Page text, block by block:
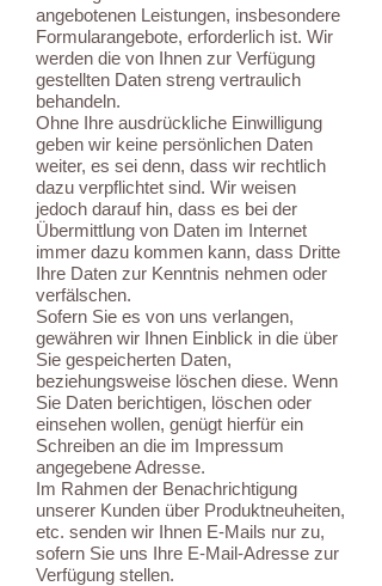
angebotenen Leistungen, insbesondere
Formularangebote, erforderlich ist. Wir
werden die von Ihnen zur Verfügung
gestellten Daten streng vertraulich
behandeln.
Ohne Ihre ausdrückliche Einwilligung
geben wir keine persönlichen Daten
weiter, es sei denn, dass wir rechtlich
dazu verpflichtet sind. Wir weisen
jedoch darauf hin, dass es bei der
Übermittlung von Daten im Internet
immer dazu kommen kann, dass Dritte
Ihre Daten zur Kenntnis nehmen oder
verfälschen.
Sofern Sie es von uns verlangen,
gewähren wir Ihnen Einblick in die über
Sie gespeicherten Daten,
beziehungsweise löschen diese. Wenn
Sie Daten berichtigen, löschen oder
einsehen wollen, genügt hierfür ein
Schreiben an die im Impressum
angegebene Adresse.
Im Rahmen der Benachrichtigung
unserer Kunden über Produktneuheiten,
etc. senden wir Ihnen E-Mails nur zu,
sofern Sie uns Ihre E-Mail-Adresse zur
Verfügung stellen.